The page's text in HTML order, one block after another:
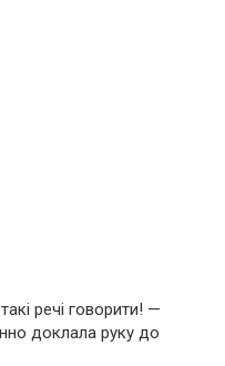
речі говорити! —
доклала руку до